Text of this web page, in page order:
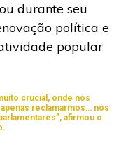
durante seu
política e
popular
crucial, onde nós
reclamarmos… nós
afirmou o